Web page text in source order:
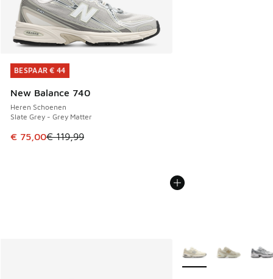
BESPAAR € 44
New Balance 740
Heren Schoenen
Slate Grey - Grey Matter
Dit artikel is in de uitverkoop. Dit artikel is in de
€ 75,00€ 119,99
BESPAAR € 44
Meer kleuren